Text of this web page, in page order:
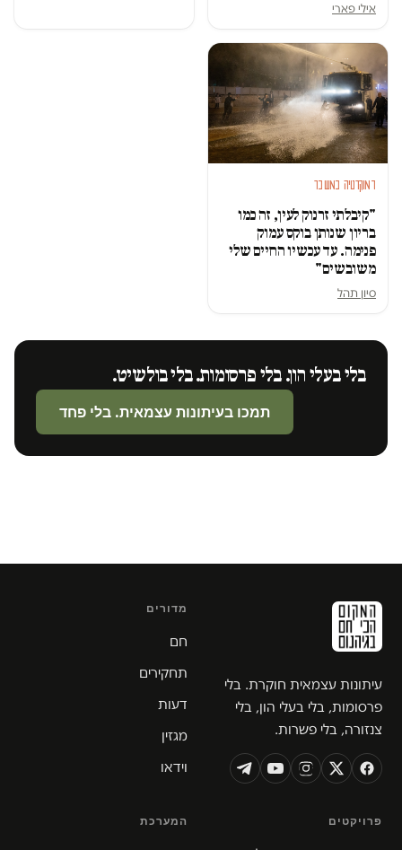
אילי פארי
דמוקרטיה במשבר
"קיבלתי זרנוק לעין, זה כמו
בריון שנותן בוקס עמוק
פנימה. עד עכשיו החיים שלי
משובשים"
סיון תהל
בלי בעלי הון. בלי פרסומות. בלי בולשיט.
תמכו בעיתונות עצמאית. בלי פחד
עיתונות עצמאית חוקרת. בלי
פרסומות, בלי בעלי הון, בלי
צנזורה, בלי פשרות.
מדורים
חם
תחקירים
דעות
מגזין
וידאו
פרויקטים המערכת